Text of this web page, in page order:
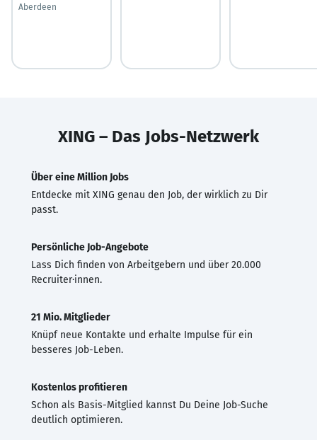
Aberdeen
XING – Das Jobs-Netzwerk
Über eine Million Jobs
Entdecke mit XING genau den Job, der wirklich zu Dir
passt.
Persönliche Job-Angebote
Lass Dich finden von Arbeitgebern und über 20.000
Recruiter·innen.
21 Mio. Mitglieder
Knüpf neue Kontakte und erhalte Impulse für ein
besseres Job-Leben.
Kostenlos profitieren
Schon als Basis-Mitglied kannst Du Deine Job-Suche
deutlich optimieren.